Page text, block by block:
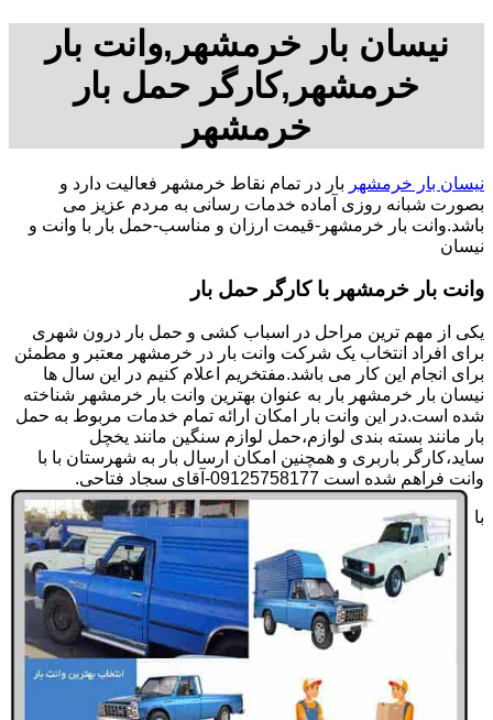
نیسان بار خرمشهر,وانت بار
خرمشهر,کارگر حمل بار
خرمشهر
نیسان بار خرمشهر بار در تمام نقاط خرمشهر فعالیت دارد و
بصورت شبانه روزی آماده خدمات رسانی به مردم عزیز می
باشد.وانت بار خرمشهر-قیمت ارزان و مناسب-حمل بار با وانت و
نیسان
وانت بار خرمشهر با کارگر حمل بار
یکی از مهم ترین مراحل در اسباب کشی و حمل بار درون شهری
برای افراد انتخاب یک شرکت وانت بار در خرمشهر معتبر و مطمئن
برای انجام این کار می باشد.مفتخریم اعلام کنیم در این سال ها
نیسان بار خرمشهر بار به عنوان بهترین وانت بار خرمشهر شناخته
شده است.در این وانت بار امکان ارائه تمام خدمات مربوط به حمل
بار مانند بسته بندی لوازم،حمل لوازم سنگین مانند یخچل
ساید،کارگر باربری و همچنین امکان ارسال بار به شهرستان با با
وانت فراهم شده است 09125758177-آقای سجاد فتاحی.
با